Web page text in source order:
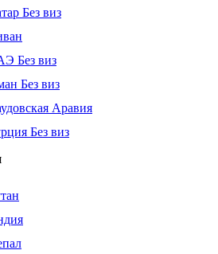
Без виз
Без виз
Без виз
Аравия
Без виз